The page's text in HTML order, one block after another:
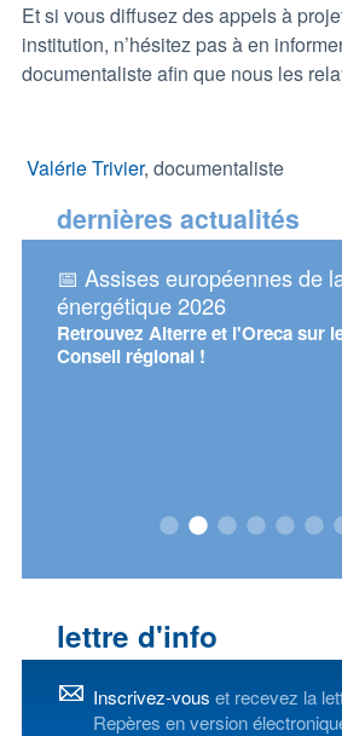
Et si vous diffusez des appels à
institution, n’hésitez pas à en
documentaliste afin que nous les
Valérie Trivier, documentaliste
dernières actualités
📅 Assises européennes de
énergétique 2026
Retrouvez Alterre et l'Oreca sur
Conseil régional !
lettre d'info
Inscrivez-vous et recevez la
Repères en version